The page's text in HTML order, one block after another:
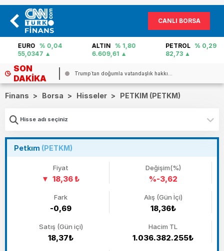
CANLI BORSA
EURO % 0,04
55,0347
ALTIN % 1,80
6.609,61
PETROL
% 0,29
82,73
SON
DAKIKA
Trump`tan doğumla vatandaşlık hakkı...
Finans > Borsa > Hisseler > PETKIM (PETKM)
Petkım (PETKM)
Fiyat
18,36 ₺
Değişim(%)
%-3,62
Fark
-0,69
Alış (Gün İçi)
18,36₺
Satış (Gün içi)
18,37₺
Hacim TL
1.036.382.255₺